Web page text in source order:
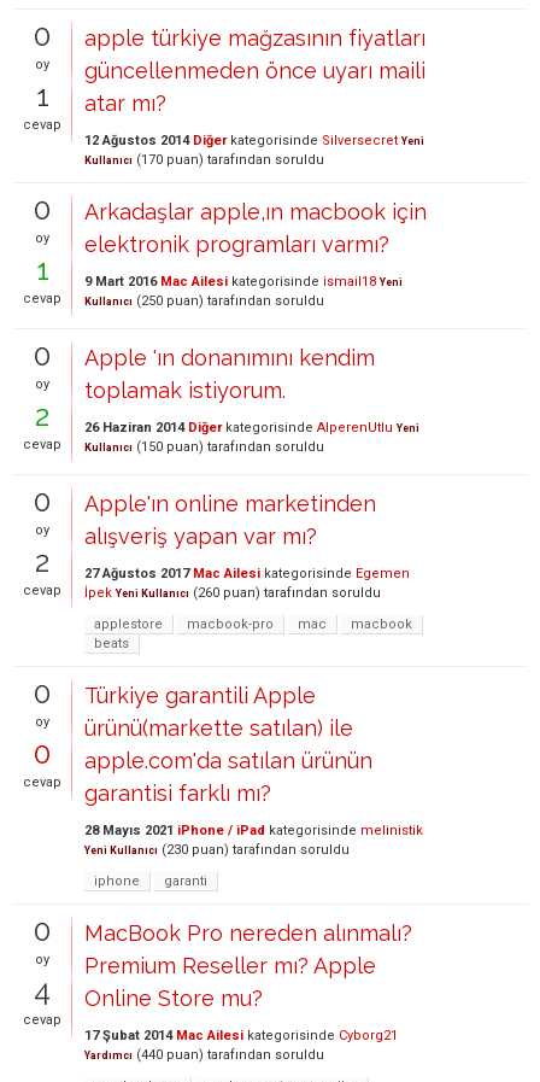
0
oy
1
cevap
apple türkiye mağzasının fiyatları
güncellenmeden önce uyarı maili
atar mı?
12 Ağustos 2014 Diğerkategorisinde Silversecret Yeni
Kullanıcı (170 puan) tarafından soruldu
0
oy
1
cevap
Arkadaşlar apple,ın macbook için
elektronik programları varmı?
9 Mart 2016 Mac Ailesi kategorisinde ismail18 Yeni
Kullanıcı (250 puan) tarafından soruldu
0
oy
2
cevap
Apple 'ın donanımını kendim
toplamak istiyorum.
26 Haziran 2014 Diğerkategorisinde AlperenUtlu Yeni
Kullanıcı (150 puan) tarafından soruldu
0
oy
2
cevap
Apple'ın online marketinden
alışveriş yapan var mı?
27 Ağustos 2017 Mac Ailesi kategorisinde Egemen
İpek Yeni Kullanıcı (260 puan) tarafından soruldu
applestore
macbook-pro mac
macbook
beats
0
oy
0
cevap
Türkiye garantili Apple
ürünü(markette satılan) ile
apple.com'da satılan ürünün
garantisi farklı mı?
28 Mayıs 2021 iPhone / iPad kategorisinde melinistik
Yeni Kullanıcı (230 puan) tarafından soruldu
iphone
garanti
0
oy
4
cevap
MacBook Pro nereden alınmalı?
Premium Reseller mı? Apple
Online Store mu?
17 Şubat 2014 Mac Ailesi kategorisinde Cyborg21
Yardımcı (440 puan) tarafından soruldu